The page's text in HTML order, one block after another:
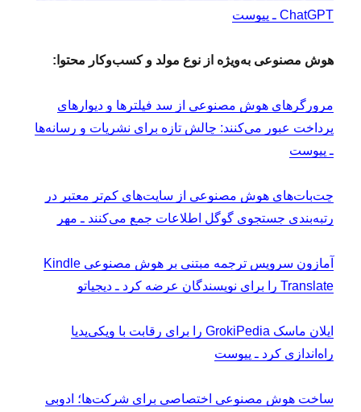
ChatGPT ـ پیوست
هوش مصنوعی به‌ویژه از نوع مولد و کسب‌وکار محتوا:
مرورگرهای هوش مصنوعی از سد فیلترها و دیوارهای
پرداخت عبور می‌کنند: چالش تازه برای نشریات و رسانه‌ها
ـ پیوست
چت‌بات‌های هوش مصنوعی از سایت‌های کم‌تر معتبر در
رتبه‌بندی جستجوی گوگل اطلاعات جمع می‌کنند ـ مهر
آمازون سرویس ترجمه مبتنی بر هوش مصنوعی Kindle
Translate را برای نویسندگان عرضه کرد ـ دیجیاتو
ایلان ماسک GrokiPedia را برای رقابت با ویکی‌پدیا
راه‌اندازی کرد ـ پیوست
ساخت هوش مصنوعی اختصاصی برای شرکت‌ها؛ ادوبی